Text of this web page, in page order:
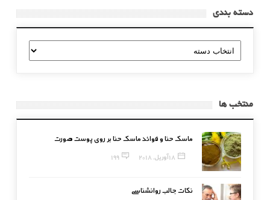
دسته بندی
دسته
بندی
منتخب ها
ماسک حنا و فوائد ماسک حنا بر روی پوست صورت
18 آوریل, 2018 199
نکات جالب روانشناسی